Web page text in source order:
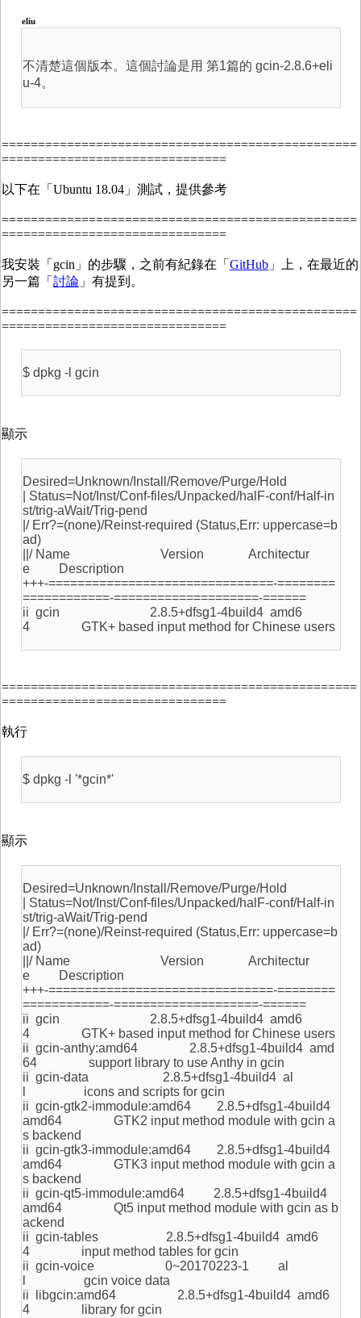
eliu
不清楚這個版本。這個討論是用 第1篇的 gcin-2.8.6+eli
u-4。
=================================================
===============================
以下在「Ubuntu 18.04」測試，提供參考
=================================================
===============================
我安裝「gcin」的步驟，之前有紀錄在「 GitHub 」上，在最近的
另一篇「 討論 」有提到。
=================================================
===============================
$ dpkg -l gcin
顯示
Desired=Unknown/Install/Remove/Purge/Hold
| Status=Not/Inst/Conf-files/Unpacked/halF-conf/Half-in
st/trig-aWait/Trig-pend
|/ Err?=(none)/Reinst-required (Status,Err: uppercase=b
ad)
||/ Name Version Architectur
e Description
+++-===============================-========
============-====================-======
ii gcin 2.8.5+dfsg1-4build4 amd6
4 GTK+ based input method for Chinese users
=================================================
===============================
執行
$ dpkg -l '*gcin*'
顯示
Desired=Unknown/Install/Remove/Purge/Hold
| Status=Not/Inst/Conf-files/Unpacked/halF-conf/Half-in
st/trig-aWait/Trig-pend
|/ Err?=(none)/Reinst-required (Status,Err: uppercase=b
ad)
||/ Name Version Architectur
e Description
+++-===============================-========
============-====================-======
ii gcin 2.8.5+dfsg1-4build4 amd6
4 GTK+ based input method for Chinese users
ii gcin-anthy:amd64 2.8.5+dfsg1-4build4 amd
64 support library to use Anthy in gcin
ii gcin-data 2.8.5+dfsg1-4build4 al
l icons and scripts for gcin
ii gcin-gtk2-immodule:amd64 2.8.5+dfsg1-4build4
amd64 GTK2 input method module with gcin a
s backend
ii gcin-gtk3-immodule:amd64 2.8.5+dfsg1-4build4
amd64 GTK3 input method module with gcin a
s backend
ii gcin-qt5-immodule:amd64 2.8.5+dfsg1-4build4
amd64 Qt5 input method module with gcin as b
ackend
ii gcin-tables 2.8.5+dfsg1-4build4 amd6
4 input method tables for gcin
ii gcin-voice 0~20170223-1 al
l gcin voice data
ii libgcin:amd64 2.8.5+dfsg1-4build4 amd6
4 library for gcin